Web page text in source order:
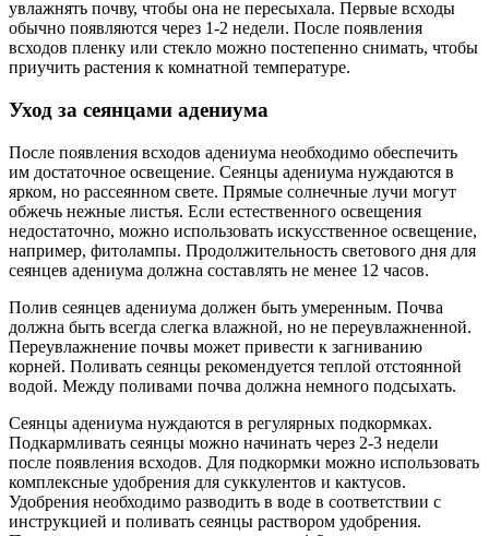
увлажнять почву, чтобы она не пересыхала. Первые всходы
обычно появляются через 1-2 недели. После появления
всходов пленку или стекло можно постепенно снимать, чтобы
приучить растения к комнатной температуре.
Уход за сеянцами адениума
После появления всходов адениума необходимо обеспечить
им достаточное освещение. Сеянцы адениума нуждаются в
ярком, но рассеянном свете. Прямые солнечные лучи могут
обжечь нежные листья. Если естественного освещения
недостаточно, можно использовать искусственное освещение,
например, фитолампы. Продолжительность светового дня для
сеянцев адениума должна составлять не менее 12 часов.
Полив сеянцев адениума должен быть умеренным. Почва
должна быть всегда слегка влажной, но не переувлажненной.
Переувлажнение почвы может привести к загниванию
корней. Поливать сеянцы рекомендуется теплой отстоянной
водой. Между поливами почва должна немного подсыхать.
Сеянцы адениума нуждаются в регулярных подкормках.
Подкармливать сеянцы можно начинать через 2-3 недели
после появления всходов. Для подкормки можно использовать
комплексные удобрения для суккулентов и кактусов.
Удобрения необходимо разводить в воде в соответствии с
инструкцией и поливать сеянцы раствором удобрения.